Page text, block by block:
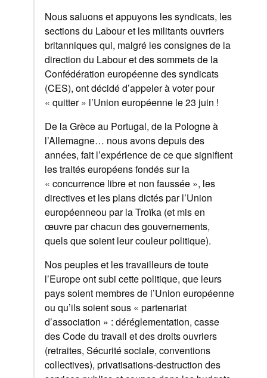
Nous saluons et appuyons les syndicats, les
sections du Labour et les militants ouvriers
britanniques qui, malgré les consignes de la
direction du Labour et des sommets de la
Confédération européenne des syndicats
(CES), ont décidé d’appeler à voter pour
« quitter » l’Union européenne le 23 juin !
De la Grèce au Portugal, de la Pologne à
l’Allemagne… nous avons depuis des
années, fait l’expérience de ce que signifient
les traités européens fondés sur la
« concurrence libre et non faussée », les
directives et les plans dictés par l’Union
européenneou par la Troïka (et mis en
œuvre par chacun des gouvernements,
quels que soient leur couleur politique).
Nos peuples et les travailleurs de toute
l’Europe ont subi cette politique, que leurs
pays soient membres de l’Union européenne
ou qu’ils soient sous « partenariat
d’association » : déréglementation, casse
des Code du travail et des droits ouvriers
(retraites, Sécurité sociale, conventions
collectives), privatisations-destruction des